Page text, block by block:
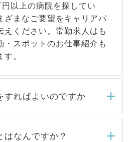
円以上の病院を探してい
ざまなご要望をキャリアパ
えください。常勤求人はも
・スポットのお仕事紹介も
。
すればよいのですか
ましたら、弊社担当者がご
し、その後メールもしくは
はなんですか？